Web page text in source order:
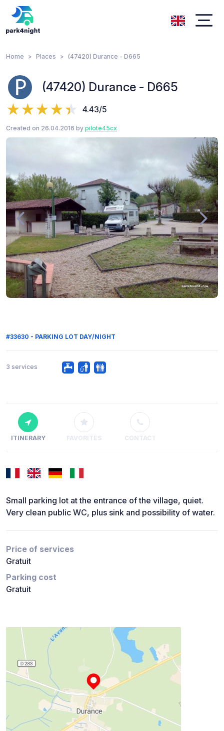
Home Places (47420) Durance - D665
(47420) Durance - D665
4.43/5
Created on 26.04.2016 by pilote45cx
#33630 - PARKING LOT DAY/NIGHT
3 services
ITINERARY FAVORITES CONTACT
Small parking lot at the entrance of the village, quiet.
Very clean public WC, plus sink and possibility of water.
Price of services
Gratuit
Parking cost
Gratuit